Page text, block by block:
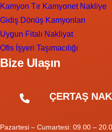
Kamyon Tır Kamyonet Nakliye
Gidiş Dönüş Kamyonları
Uygun Fitalı Nakliyat
Ofis İşyeri Taşımacılığı
Bize Ulaşın
ÇERTAŞ
Pazartesi – Cumartesi: 09.00 –